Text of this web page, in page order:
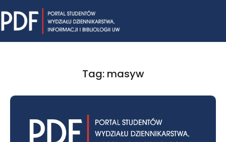
to
content
Tag: masyw